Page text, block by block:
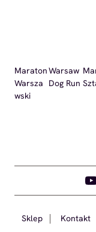
Maraton
Warsza
wski
Warsaw
Dog Run
YouTube
Sklep Kontakt